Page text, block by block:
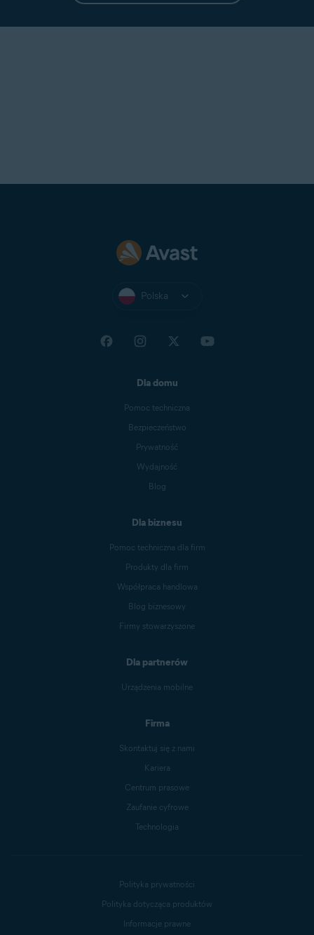
Polska
Dla domu
Pomoc techniczna
Bezpieczeństwo
Prywatność
Wydajność
Blog
Dla biznesu
Pomoc techniczna dla firm
Produkty dla firm
Współpraca handlowa
Blog biznesowy
Firmy stowarzyszone
Dla partnerów
Urządzenia mobilne
Firma
Skontaktuj się z nami
Kariera
Centrum prasowe
Zaufanie cyfrowe
Technologia
Polityka prywatności
Polityka dotycząca produktów
Informacje prawne